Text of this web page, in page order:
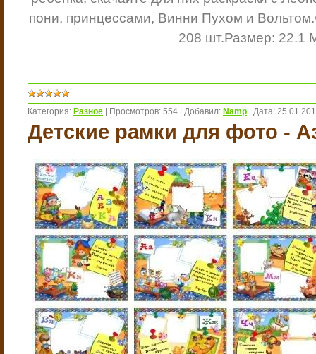
пони, принцессами, Винни Пухом и Вольтом.
208 шт.Размер: 22.1
Категория: Разное Просмотров: 554 Добавил: Namp Дата:
Детские рамки для фото -